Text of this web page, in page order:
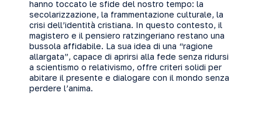
hanno toccato le sfide del nostro tempo: la
secolarizzazione, la frammentazione culturale, la
crisi dell’identità cristiana. In questo contesto, il
magistero e il pensiero ratzingeriano restano una
bussola affidabile. La sua idea di una “ragione
allargata”, capace di aprirsi alla fede senza ridursi
a scientismo o relativismo, offre criteri solidi per
abitare il presente e dialogare con il mondo senza
perdere l’anima.